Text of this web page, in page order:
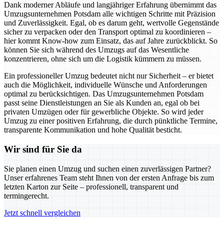
Dank moderner Abläufe und langjähriger Erfahrung übernimmt das
Umzugsunternehmen Potsdam alle wichtigen Schritte mit Präzision
und Zuverlässigkeit. Egal, ob es darum geht, wertvolle Gegenstände
sicher zu verpacken oder den Transport optimal zu koordinieren –
hier kommt Know-how zum Einsatz, das auf Jahre zurückblickt. So
können Sie sich während des Umzugs auf das Wesentliche
konzentrieren, ohne sich um die Logistik kümmern zu müssen.
Ein professioneller Umzug bedeutet nicht nur Sicherheit – er bietet
auch die Möglichkeit, individuelle Wünsche und Anforderungen
optimal zu berücksichtigen. Das Umzugsunternehmen Potsdam
passt seine Dienstleistungen an Sie als Kunden an, egal ob bei
privaten Umzügen oder für gewerbliche Objekte. So wird jeder
Umzug zu einer positiven Erfahrung, die durch pünktliche Termine,
transparente Kommunikation und hohe Qualität besticht.
Wir sind für Sie da
Sie planen einen Umzug und suchen einen zuverlässigen Partner?
Unser erfahrenes Team steht Ihnen von der ersten Anfrage bis zum
letzten Karton zur Seite – professionell, transparent und
termingerecht.
Jetzt schnell vergleichen